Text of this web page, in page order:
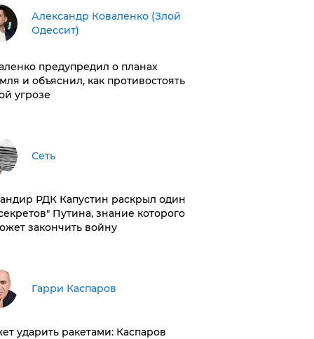
Александр Коваленко (Злой
Одессит)
предупредил о планах
и объяснил, как противостоять
угрозе
Сеть
РДК Капустин раскрыл один
Путина, знание которого
закончить войну
Гарри Каспаров
ударить ракетами: Каспаров